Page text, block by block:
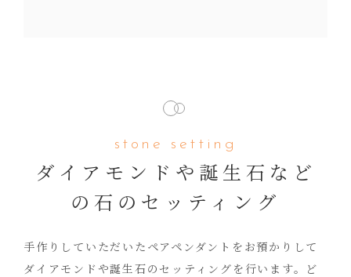
stone setting
ダイアモンドや誕生石など
の石のセッティング
手作りしていただいたペアペンダントをお預かりして
ダイアモンドや誕生石のセッティングを行います。ど